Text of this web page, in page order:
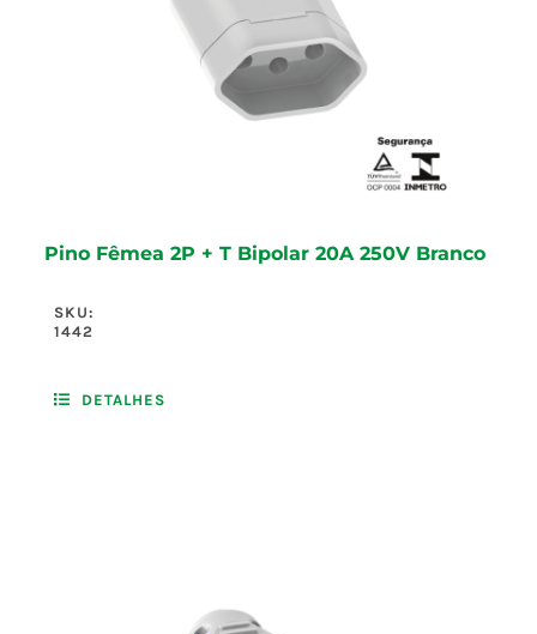
Pino Fêmea 2P + T Bipolar 20A 250V Branco
SKU:
1442
DETALHES